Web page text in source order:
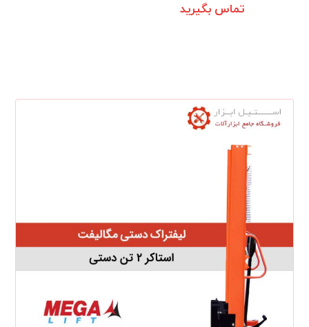
تماس بگیرید